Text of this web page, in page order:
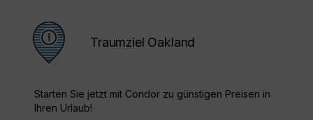
Traumziel Oakland
Starten Sie jetzt mit Condor zu günstigen Preisen in
Ihren Urlaub!